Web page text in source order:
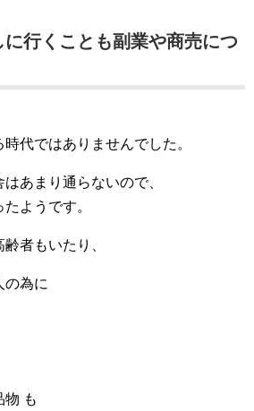
に行くことも副業や商売につ
代ではありませんでした。
あまり通らないので、
ようです。
者もいたり、
の為に
物 も